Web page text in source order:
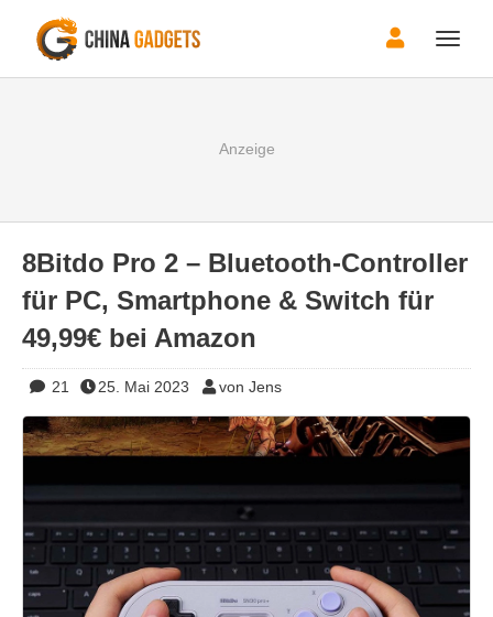
Toggle
8Bitdo Pro 2 – Bluetooth-Controller
für PC, Smartphone & Switch für
49,99€ bei Amazon
21 25. Mai 2023 von Jens